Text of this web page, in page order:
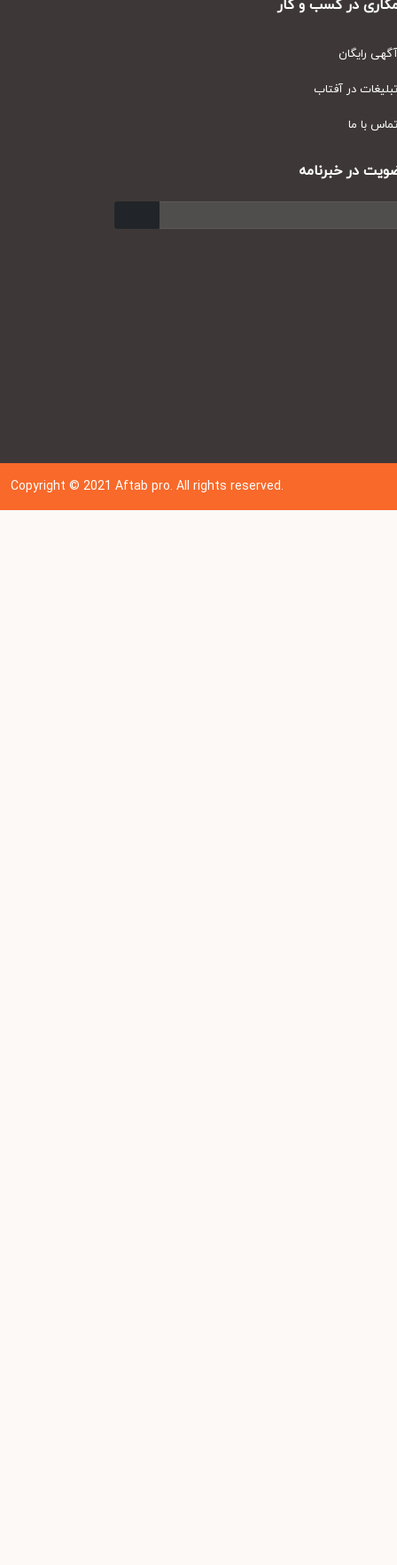
در کسب و کار
رایگان
در آفتاب
با ما
در خبرنامه
Copyright © 202 1Aftab pro. All rights reserved.